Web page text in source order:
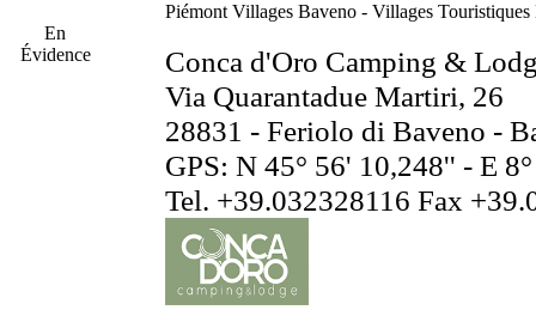
En
Évidence
Piémont Villages Baveno - Villages Touristiques
Conca d'Oro Camping &
Via Quarantadue Martiri, 26
28831 - Feriolo di Baveno -
GPS: N 45° 56' 10,248'' - E
Tel. +39.032328116 Fax